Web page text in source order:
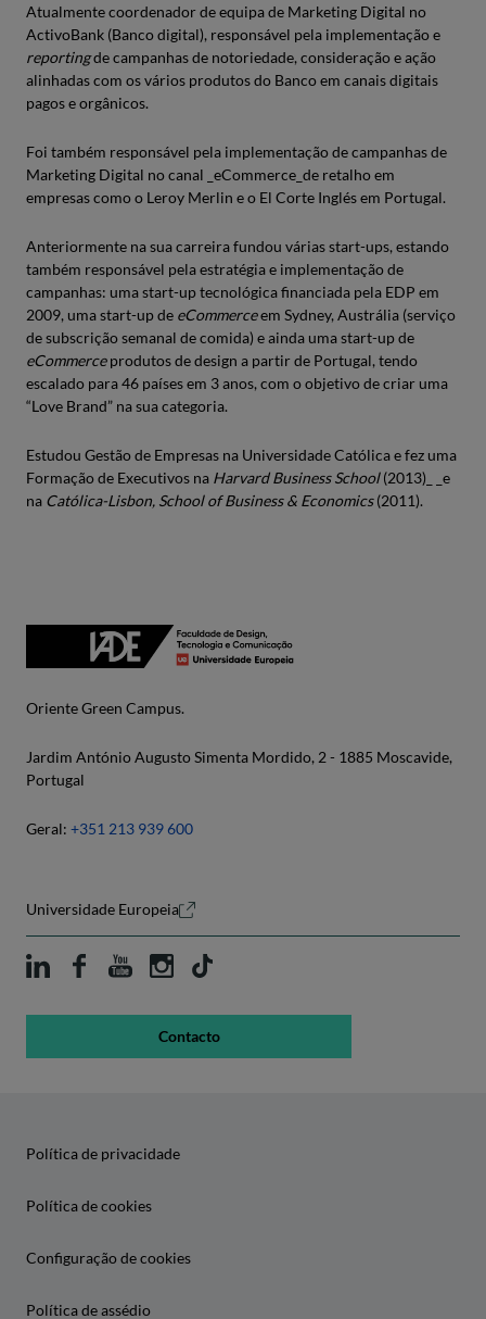
Atualmente coordenador de equipa de Marketing Digital no
ActivoBank (Banco digital), responsável pela implementação e
reportingde campanhas de notoriedade, consideração e ação
alinhadas com os vários produtos do Banco em canais digitais
pagos e orgânicos.
Foi também responsável pela implementação de campanhas de
Marketing Digital no canal _eCommerce_de retalho em
empresas como o Leroy Merlin e o El Corte Inglés em Portugal.
Anteriormente na sua carreira fundou várias start-ups, estando
também responsável pela estratégia e implementação de
campanhas: uma start-up tecnológica financiada pela EDP em
2009, uma start-up de eCommerceem Sydney, Austrália (serviço
de subscrição semanal de comida) e ainda uma start-up de
eCommerceprodutos de design a partir de Portugal, tendo
escalado para 46 países em 3 anos, com o objetivo de criar uma
“Love Brand” na sua categoria.
Estudou Gestão de Empresas na Universidade Católica e fez uma
Formação de Executivos na Harvard Business School(2013)_ _e
na Católica-Lisbon, School of Business & Economics(2011).
Oriente Green Campus.
Jardim António Augusto Simenta Mordido, 2 - 1885 Moscavide,
Portugal
Geral: +351 213 939 600
Universidade Europeia
Contacto
Política de privacidade
Política de cookies
Configuração de cookies
Política de assédio